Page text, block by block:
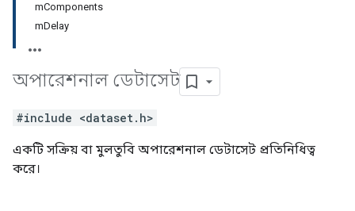
mComponents
mDelay
অপারেশনাল ডেটাসেট
#include <dataset.h>
একটি সক্রিয় বা মুলতুবি অপারেশনাল ডেটাসেট প্রতিনিধিত্ব
করে।